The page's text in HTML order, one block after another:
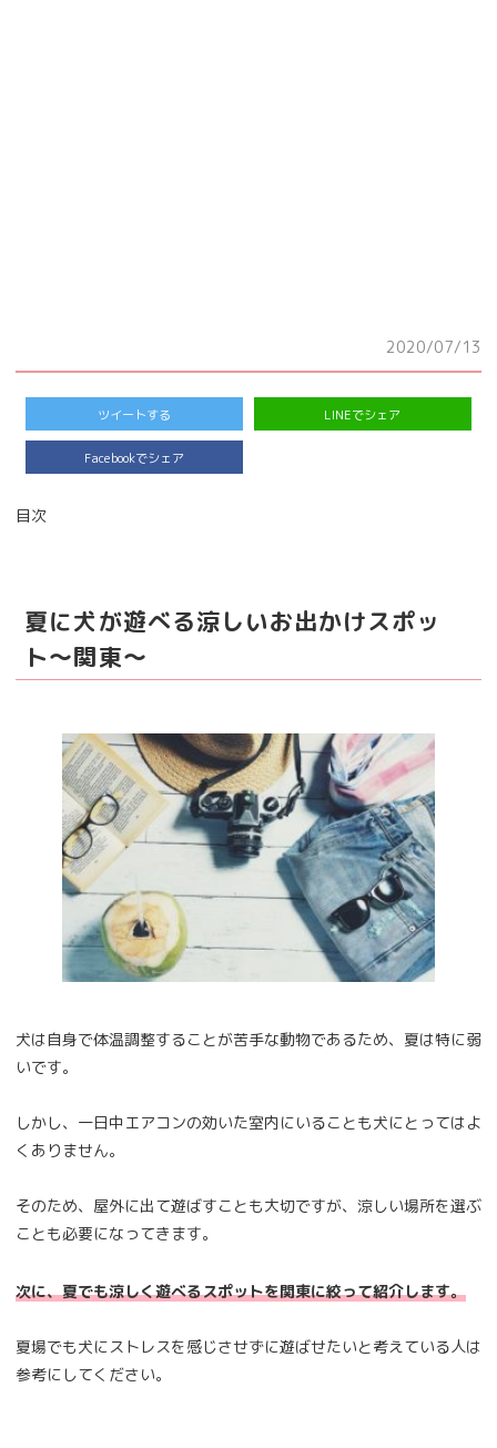
2020/07/13
ツイートする LINEでシェア
Facebookでシェア
目次
夏に犬が遊べる涼しいお出かけスポッ
ト～関東～
犬は自身で体温調整することが苦手な動物であるため、夏は特に弱
いです。
しかし、一日中エアコンの効いた室内にいることも犬にとってはよ
くありません。
そのため、屋外に出て遊ばすことも大切ですが、涼しい場所を選ぶ
ことも必要になってきます。
次に、夏でも涼しく遊べるスポットを関東に絞って紹介します。
夏場でも犬にストレスを感じさせずに遊ばせたいと考えている人は
参考にしてください。